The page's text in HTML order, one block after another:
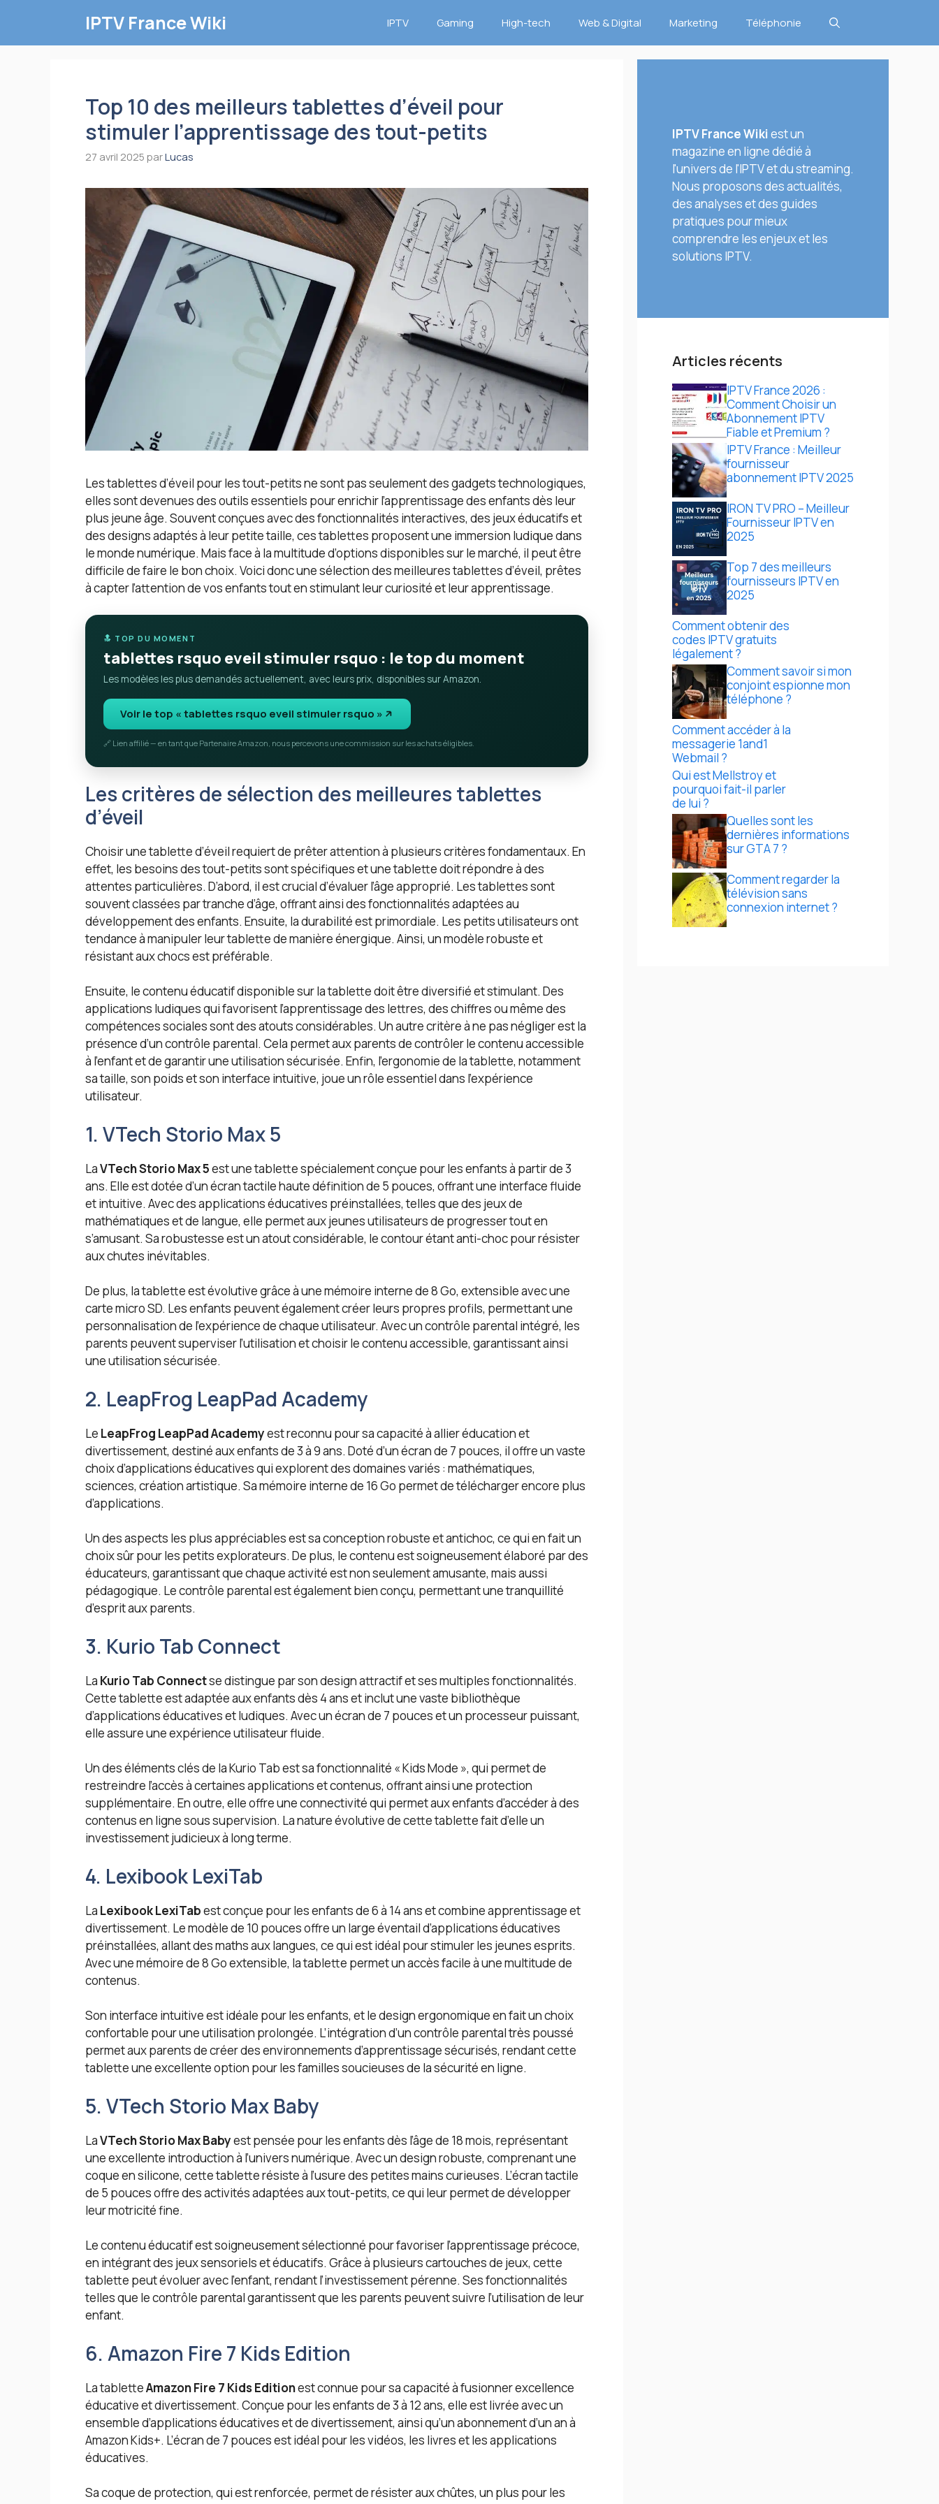
contenu
IPTV France Wiki IPTV Gaming High-tech Web & Digital Marketing Téléphonie
Top 10 des meilleurs tablettes d’éveil pour
stimuler l’apprentissage des tout-petits
27 avril 2025 parLucas
Les tablettes d’éveil pour les tout-petits ne sont pas seulement des gadgets technologiques,
elles sont devenues des outils essentiels pour enrichir l’apprentissage des enfants dès leur
plus jeune âge. Souvent conçues avec des fonctionnalités interactives, des jeux éducatifs et
des designs adaptés à leur petite taille, ces tablettes proposent une immersion ludique dans
le monde numérique. Mais face à la multitude d’options disponibles sur le marché, il peut être
difficile de faire le bon choix. Voici donc une sélection des meilleures tablettes d’éveil, prêtes
à capter l’attention de vos enfants tout en stimulant leur curiosité et leur apprentissage.
🔝 TOP DU MOMENT
tablettes rsquo eveil stimuler rsquo : le top du moment
Les modèles les plus demandés actuellement, avec leurs prix, disponibles sur Amazon.
Voir le top « tablettes rsquo eveil stimuler rsquo »
🔗 Lien affilié — en tant que Partenaire Amazon, nous percevons une commission sur les achats éligibles.
Les critères de sélection des meilleures tablettes
d’éveil
Choisir une tablette d’éveil requiert de prêter attention à plusieurs critères fondamentaux. En
effet, les besoins des tout-petits sont spécifiques et une tablette doit répondre à des
attentes particulières. D’abord, il est crucial d’évaluer l’âge approprié. Les tablettes sont
souvent classées par tranche d’âge, offrant ainsi des fonctionnalités adaptées au
développement des enfants. Ensuite, la durabilité est primordiale. Les petits utilisateurs ont
tendance à manipuler leur tablette de manière énergique. Ainsi, un modèle robuste et
résistant aux chocs est préférable.
Ensuite, le contenu éducatif disponible sur la tablette doit être diversifié et stimulant. Des
applications ludiques qui favorisent l’apprentissage des lettres, des chiffres ou même des
compétences sociales sont des atouts considérables. Un autre critère à ne pas négliger est la
présence d’un contrôle parental. Cela permet aux parents de contrôler le contenu accessible
à l’enfant et de garantir une utilisation sécurisée. Enfin, l’ergonomie de la tablette, notamment
sa taille, son poids et son interface intuitive, joue un rôle essentiel dans l’expérience
utilisateur.
1. VTech Storio Max 5
LaVTech Storio Max 5est une tablette spécialement conçue pour les enfants à partir de 3
ans. Elle est dotée d’un écran tactile haute définition de 5 pouces, offrant une interface fluide
et intuitive. Avec des applications éducatives préinstallées, telles que des jeux de
mathématiques et de langue, elle permet aux jeunes utilisateurs de progresser tout en
s’amusant. Sa robustesse est un atout considérable, le contour étant anti-choc pour résister
aux chutes inévitables.
De plus, la tablette est évolutive grâce à une mémoire interne de 8 Go, extensible avec une
carte micro SD. Les enfants peuvent également créer leurs propres profils, permettant une
personnalisation de l’expérience de chaque utilisateur. Avec un contrôle parental intégré, les
parents peuvent superviser l’utilisation et choisir le contenu accessible, garantissant ainsi
une utilisation sécurisée.
2. LeapFrog LeapPad Academy
Le LeapFrog LeapPad Academyest reconnu pour sa capacité à allier éducation et
divertissement, destiné aux enfants de 3 à 9 ans. Doté d’un écran de 7 pouces, il offre un vaste
choix d’applications éducatives qui explorent des domaines variés : mathématiques,
sciences, création artistique. Sa mémoire interne de 16 Go permet de télécharger encore plus
d’applications.
Un des aspects les plus appréciables est sa conception robuste et antichoc, ce qui en fait un
choix sûr pour les petits explorateurs. De plus, le contenu est soigneusement élaboré par des
éducateurs, garantissant que chaque activité est non seulement amusante, mais aussi
pédagogique. Le contrôle parental est également bien conçu, permettant une tranquillité
d’esprit aux parents.
3. Kurio Tab Connect
La Kurio Tab Connectse distingue par son design attractif et ses multiples fonctionnalités.
Cette tablette est adaptée aux enfants dès 4 ans et inclut une vaste bibliothèque
d’applications éducatives et ludiques. Avec un écran de 7 pouces et un processeur puissant,
elle assure une expérience utilisateur fluide.
Un des éléments clés de la Kurio Tab est sa fonctionnalité « Kids Mode », qui permet de
restreindre l’accès à certaines applications et contenus, offrant ainsi une protection
supplémentaire. En outre, elle offre une connectivité qui permet aux enfants d’accéder à des
contenus en ligne sous supervision. La nature évolutive de cette tablette fait d’elle un
investissement judicieux à long terme.
4. Lexibook LexiTab
La Lexibook LexiTabest conçue pour les enfants de 6 à 14 ans et combine apprentissage et
divertissement. Le modèle de 10 pouces offre un large éventail d’applications éducatives
préinstallées, allant des maths aux langues, ce qui est idéal pour stimuler les jeunes esprits.
Avec une mémoire de 8 Go extensible, la tablette permet un accès facile à une multitude de
contenus.
Son interface intuitive est idéale pour les enfants, et le design ergonomique en fait un choix
confortable pour une utilisation prolongée. L’intégration d’un contrôle parental très poussé
permet aux parents de créer des environnements d’apprentissage sécurisés, rendant cette
tablette une excellente option pour les familles soucieuses de la sécurité en ligne.
5. VTech Storio Max Baby
LaVTech Storio Max Babyest pensée pour les enfants dès l’âge de 18 mois, représentant
une excellente introduction à l’univers numérique. Avec un design robuste, comprenant une
coque en silicone, cette tablette résiste à l’usure des petites mains curieuses. L’écran tactile
de 5 pouces offre des activités adaptées aux tout-petits, ce qui leur permet de développer
leur motricité fine.
Le contenu éducatif est soigneusement sélectionné pour favoriser l’apprentissage précoce,
en intégrant des jeux sensoriels et éducatifs. Grâce à plusieurs cartouches de jeux, cette
tablette peut évoluer avec l’enfant, rendant l’investissement pérenne. Ses fonctionnalités
telles que le contrôle parental garantissent que les parents peuvent suivre l’utilisation de leur
enfant.
6. Amazon Fire 7 Kids Edition
La tabletteAmazon Fire 7 Kids Editionest connue pour sa capacité à fusionner excellence
éducative et divertissement. Conçue pour les enfants de 3 à 12 ans, elle est livrée avec un
ensemble d’applications éducatives et de divertissement, ainsi qu’un abonnement d’un an à
Amazon Kids+. L’écran de 7 pouces est idéal pour les vidéos, les livres et les applications
éducatives.
Sa coque de protection, qui est renforcée, permet de résister aux chûtes, un plus pour les
IPTV France Wikiest un
magazine en ligne dédié à
l'univers de l'IPTV et du streaming.
Nous proposons des actualités,
des analyses et des guides
pratiques pour mieux
comprendre les enjeux et les
solutions IPTV.
Articles récents
IPTV France 2026 :
Comment Choisir un
Abonnement IPTV
Fiable et Premium ?
IPTV France : Meilleur
fournisseur
abonnement IPTV 2025
IRON TV PRO – Meilleur
Fournisseur IPTV en
2025
Top 7 des meilleurs
fournisseurs IPTV en
2025
Comment obtenir des
codes IPTV gratuits
légalement ?
Comment savoir si mon
conjoint espionne mon
téléphone ?
Comment accéder à la
messagerie 1and1
Webmail ?
Qui est Mellstroy et
pourquoi fait-il parler
de lui ?
Quelles sont les
dernières informations
sur GTA 7 ?
Comment regarder la
télévision sans
connexion internet ?